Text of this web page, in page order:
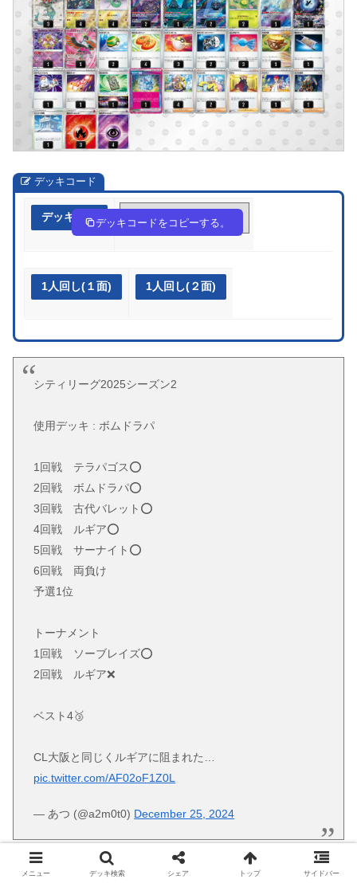
デッキコード
デッキ作成 kfkkwV-cv6nSl-kv5V5k
デッキコードをコピーする。
1人回し(１面) 1人回し(２面)
シティリーグ2025シーズン2
使用デッキ : ボムドラパ
1回戦 テラパゴス⭕️
2回戦 ボムドラパ⭕️
3回戦 古代バレット⭕️
4回戦 ルギア⭕️
5回戦 サーナイト⭕️
6回戦 両負け
予選1位
トーナメント
1回戦 ソーブレイズ⭕️
2回戦 ルギア❌️
ベスト4🥉
CL大阪と同じくルギアに阻まれた…
pic.twitter.com/AF02oF1Z0L
— あつ (@a2m0t0) December 25, 2024
ドラパルトデッキ専用ページへジャンプ
メニュー デッキ検索 シェア トップ サイドバー